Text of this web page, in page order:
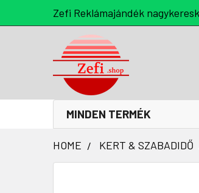
Zefi Reklámajándék
MINDEN TERMÉK
HOME KERT & SZABADIDŐ